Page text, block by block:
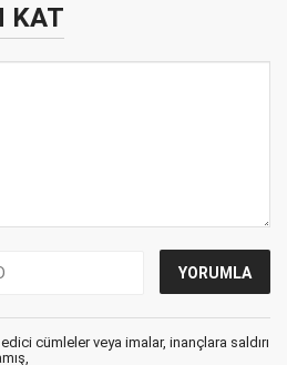
KAT
cümleler veya imalar, inançlara saldırı